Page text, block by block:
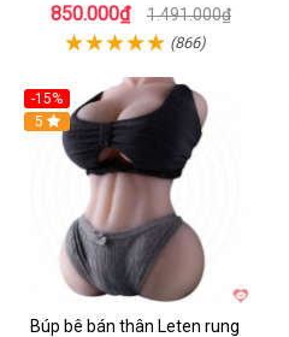
850.000₫ 1.491.000₫
(866)
-15%
5
Búp bê bán thân Leten rung